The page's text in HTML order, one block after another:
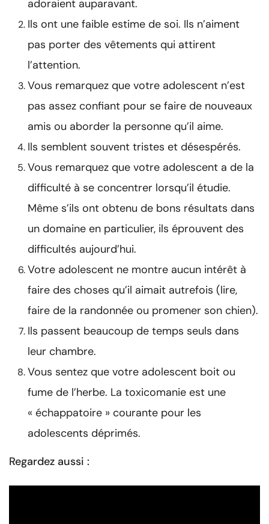
adoraient auparavant.
Ils ont une faible estime de soi. Ils n’aiment
pas porter des vêtements qui attirent
l’attention.
Vous remarquez que votre adolescent n’est
pas assez confiant pour se faire de nouveaux
amis ou aborder la personne qu’il aime.
Ils semblent souvent tristes et désespérés.
Vous remarquez que votre adolescent a de la
difficulté à se concentrer lorsqu’il étudie.
Même s’ils ont obtenu de bons résultats dans
un domaine en particulier, ils éprouvent des
difficultés aujourd’hui.
Votre adolescent ne montre aucun intérêt à
faire des choses qu’il aimait autrefois (lire,
faire de la randonnée ou promener son chien).
Ils passent beaucoup de temps seuls dans
leur chambre.
Vous sentez que votre adolescent boit ou
fume de l’herbe. La toxicomanie est une
« échappatoire » courante pour les
adolescents déprimés.
Regardez aussi :